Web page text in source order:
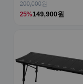
200,000원
25%149,900원